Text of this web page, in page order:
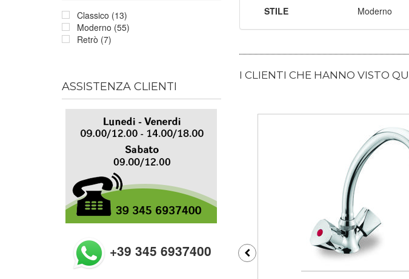
Classico (13)
Moderno (55)
Retrò (7)
ASSISTENZA CLIENTI
+39 345 6937400
STILE
Moderno
I CLIENTI CHE HANNO VISTO